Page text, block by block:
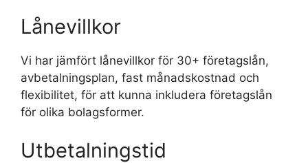
Lånevillkor
Vi har jämfört lånevillkor för 30+ företagslån,
avbetalningsplan, fast månadskostnad och
flexibilitet, för att kunna inkludera företagslån
för olika bolagsformer.
Utbetalningstid